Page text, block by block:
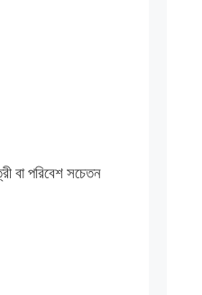
পরিবেশ সচেতন